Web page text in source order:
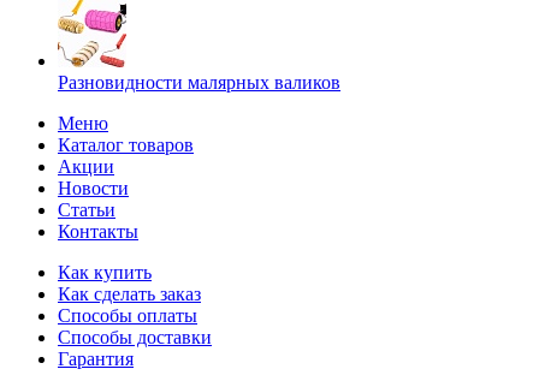
Разновидности малярных валиков
Меню
Каталог товаров
Акции
Новости
Статьи
Контакты
Как купить
Как сделать заказ
Способы оплаты
Способы доставки
Гарантия